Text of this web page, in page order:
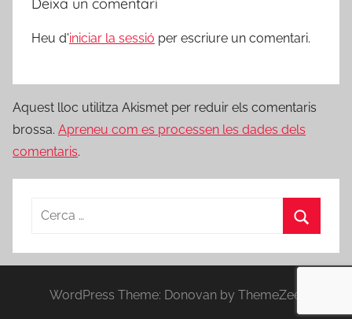
Heu d'iniciar la sessió per escriure un comentari.
Aquest lloc utilitza Akismet per reduir els comentaris
brossa. Apreneu com es processen les dades dels
comentaris.
Cerca:
WordPress Theme: Donovan by ThemeZee.